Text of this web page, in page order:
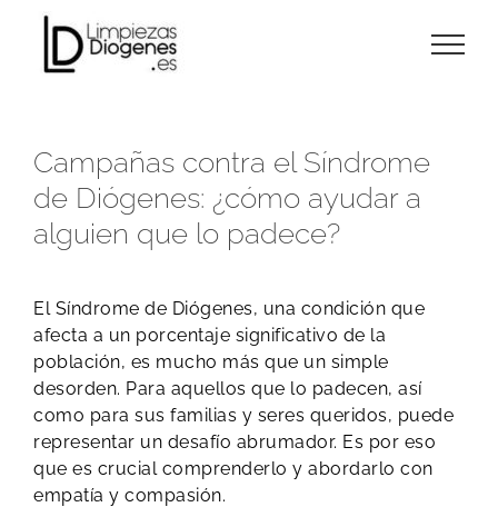
content
Campañas contra el Síndrome
de Diógenes: ¿cómo ayudar a
alguien que lo padece?
El Síndrome de Diógenes, una condición que
afecta a un porcentaje significativo de la
población, es mucho más que un simple
desorden. Para aquellos que lo padecen, así
como para sus familias y seres queridos, puede
representar un desafío abrumador. Es por eso
que es crucial comprenderlo y abordarlo con
empatía y compasión.